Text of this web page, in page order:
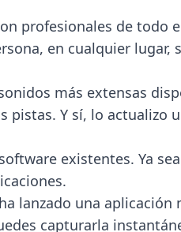
profesionales de todo
en cualquier lugar,
más extensas
Y sí, lo actualizo
existentes. Ya
lanzado una
capturarla